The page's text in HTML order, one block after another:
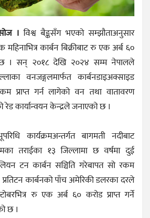
। विश्व बैङ्कसँग भएको सम्झौताअनुसार
कार्बन बिक्रीबाट रु एक अर्ब ६०
। सन् २०१८ देखि २०२४ सम्म नेपालले
वनजङ्गलमार्फत कार्बनडाइअक्साइड
प्राप्त गर्न लागेको वन तथा वातावरण
रेड कार्यान्वयन केन्द्रले जनाएको छ ।
कार्यक्रमअन्तर्गत बागमती नदीबाट
तराईका १३ जिल्लामा छ वर्षमा दुई
टन कार्बन सञ्चिति गरेबापत सो रकम
कार्बनको पाँच अमेरिकी डलरका दरले
रु एक अर्ब ६० करोड प्राप्त गर्ने
छ ।